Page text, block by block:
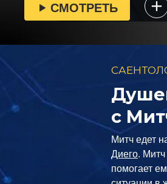
СМОТРЕТЬ
с
Митч едет
Диего. Митч
помогает